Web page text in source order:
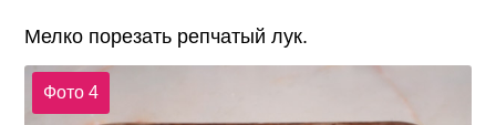
Мелко порезать репчатый лук.
Фото 4